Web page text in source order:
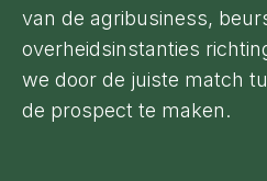
van de agribusiness,
overheidsinstanties
we door de juiste match
de prospect te maken.